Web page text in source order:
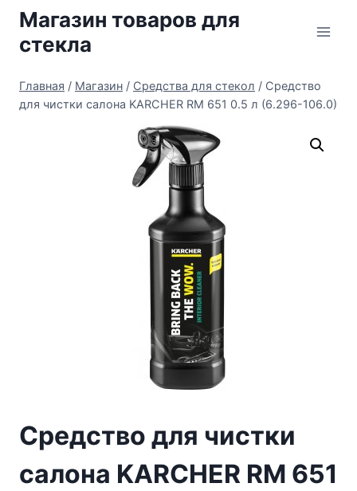
Перейти
содержимому
Магазин товаров для
стекла
Главная / Магазин / Средства для стекол / Средство
для чистки салона KARCHER RM 651 0.5 л (6.296-106.0)
Средство для чистки
салона KARCHER RM 651